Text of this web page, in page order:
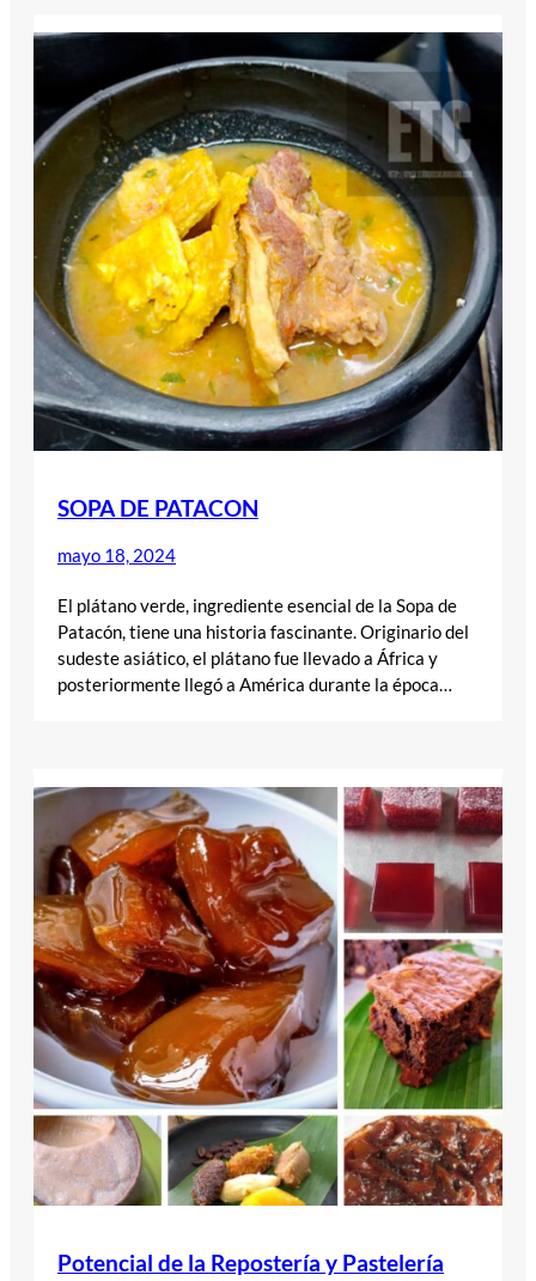
SOPA DE PATACON
mayo 18, 2024
El plátano verde, ingrediente esencial de la Sopa de
Patacón, tiene una historia fascinante. Originario del
sudeste asiático, el plátano fue llevado a África y
posteriormente llegó a América durante la época…
Potencial de la Repostería y Pastelería